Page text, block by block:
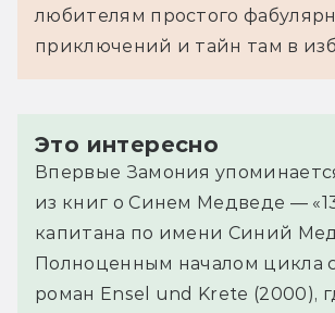
любителям простого
приключений и тайн там в
Это интересно
Впервые Замония
из книг о Синем Медведе —
капитана по имени Синий
Полноценным началом цикла
роман Ensel und Krete (2000),